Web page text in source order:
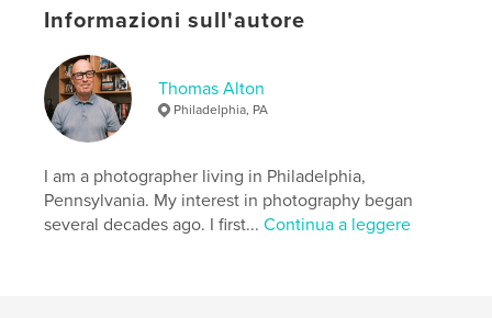
religion
church
Informazioni sull'autore
Thomas Alton
Philadelphia, PA
I am a photographer living in Philadelphia,
Pennsylvania. My interest in photography began
several decades ago. I first...Continua a leggere